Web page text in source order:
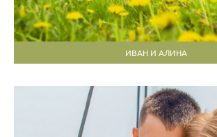
ИВАН И АЛИНА